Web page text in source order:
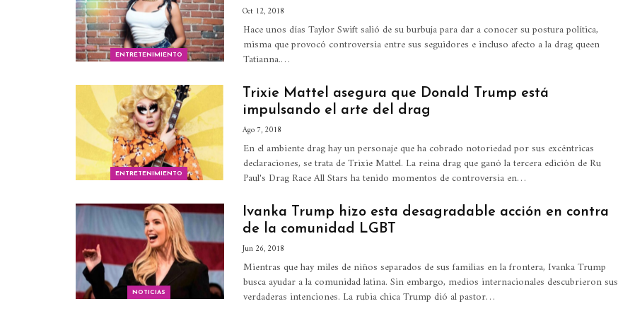
ENTRETENIMIENTO
Oct 12, 2018
Hace unos días Taylor Swift salió de su burbuja para dar a conocer su postura política,
misma que provocó controversia entre sus seguidores e incluso afecto a la drag queen
Tatianna.…
ENTRETENIMIENTO
Trixie Mattel asegura que Donald Trump está
impulsando el arte del drag
Ago 7, 2018
En el ambiente drag hay un personaje que ha cobrado notoriedad por sus excéntricas
declaraciones, se trata de Trixie Mattel. La reina drag que ganó la tercera edición de Ru
Paul's Drag Race All Stars ha tenido momentos de controversia en…
NOTICIAS
Ivanka Trump hizo esta desagradable acción en contra
de la comunidad LGBT
Jun 26, 2018
Mientras que hay miles de niños separados de sus familias en la frontera, Ivanka Trump
busca ayudar a la comunidad latina. Sin embargo, medios internacionales descubrieron sus
verdaderas intenciones. La rubia chica Trump dió al pastor…